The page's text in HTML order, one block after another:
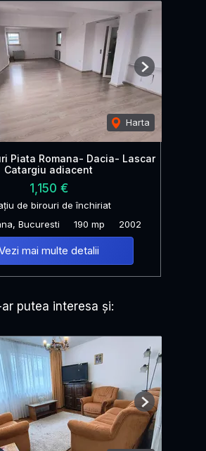
Harta
Next
Piata Romana- Dacia- Lascar
Catargiu adiacent
1,150 €
de birouri de închiriat
Bucuresti
190 mp 2002
mai multe detalii
ar putea interesa și:
Next